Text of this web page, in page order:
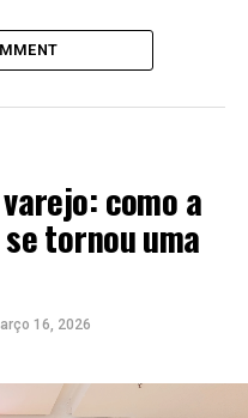
Center Norte,
seis lojas que oferecem
2,2% no Dia dos
como a
tornou uma
16, 2026